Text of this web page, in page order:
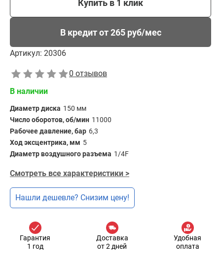
Купить в 1 клик
В кредит от 265 руб/мес
Артикул: 20306
0 отзывов
В наличии
Диаметр диска 150 мм
Число оборотов, об/мин 11000
Рабочее давление, бар 6,3
Ход эксцентрика, мм 5
Диаметр воздушного разъема 1/4F
Смотреть все характеристики >
Нашли дешевле? Снизим цену!
Гарантия
1 год
Доставка
от 2 дней
Удобная
оплата